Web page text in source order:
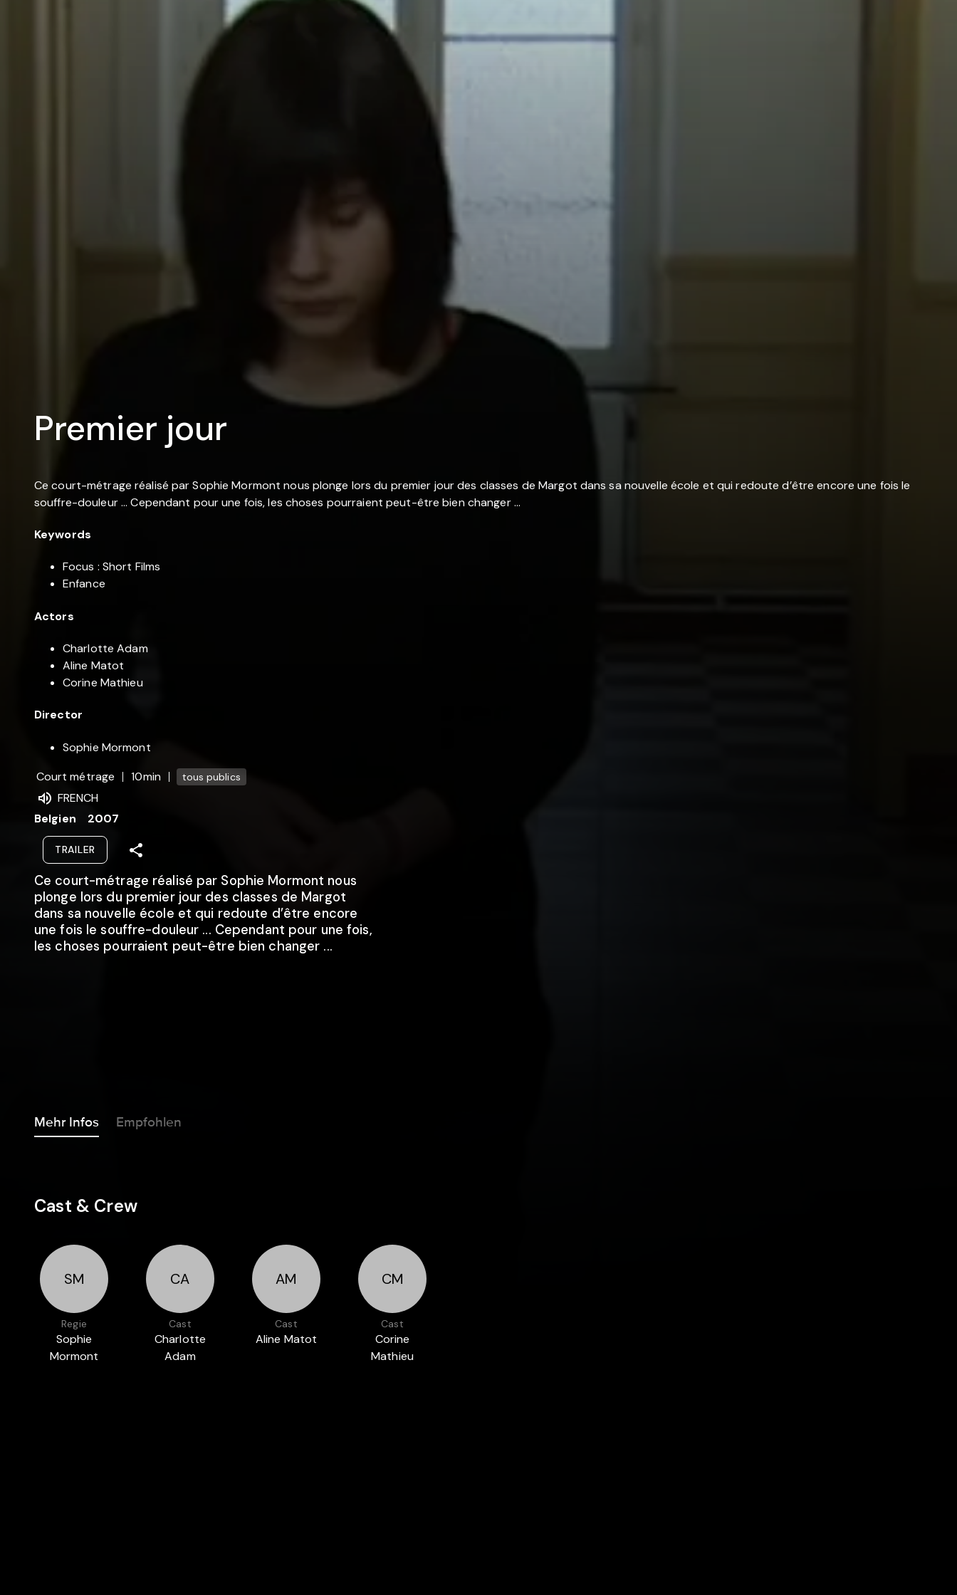
Premier jour
Ce court-métrage réalisé par Sophie Mormont nous plonge lors du premier jour des classes de Margot dans sa nouvelle école et qui redoute d’être encore une fois le
souffre-douleur ... Cependant pour une fois, les choses pourraient peut-être bien changer ...
Keywords
Focus : Short Films
Enfance
Actors
Charlotte Adam
Aline Matot
Corine Mathieu
Director
Sophie Mormont
Court métrage
10min tous publics
FRENCH
Belgien
2007
TRAILER
Ce court-métrage réalisé par Sophie Mormont nous
plonge lors du premier jour des classes de Margot
dans sa nouvelle école et qui redoute d’être encore
une fois le souffre-douleur ... Cependant pour une fois,
les choses pourraient peut-être bien changer ...
Mehr Infos Empfohlen
Cast & Crew
SM
Regie
Sophie
Mormont
CA
Cast
Charlotte
Adam
AM
Cast
Aline Matot
CM
Cast
Corine
Mathieu